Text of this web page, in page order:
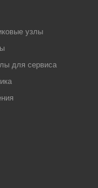
узлы
для сервиса